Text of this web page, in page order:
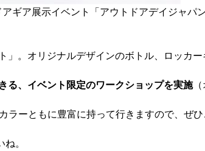
ギア展示イベント「アウトドアデイジャパ
。オリジナルデザインのボトル、ロッカ
る、イベント限定のワークショップを実施（
ーともに豊富に持って行きますので、ぜ
。